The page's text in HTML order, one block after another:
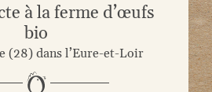
à la ferme d’œufs
bio
(28) dans l’Eure-et-Loir